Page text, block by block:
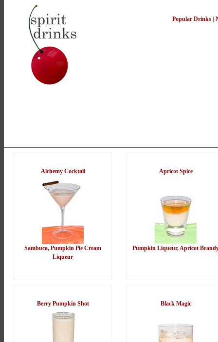
Popular Drinks
Alchemy Cocktail
Sambuca, Pumpkin Pie Cream
Liqueur
Apricot Spice
Pumpkin Liqueur, Apricot
Berry Pumpkin Shot Black Magic